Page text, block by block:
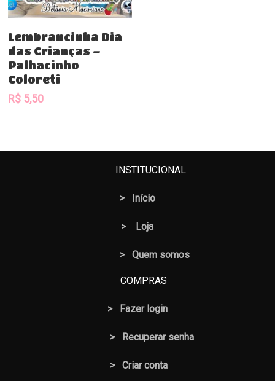
Comprar
Lembrancinha Dia
das Crianças –
Palhacinho
Coloreti
R$ 5,50
INSTITUCIONAL
> Início
> Loja
> Quem somos
COMPRAS
> Fazer login
> Recuperar senha
> Criar conta